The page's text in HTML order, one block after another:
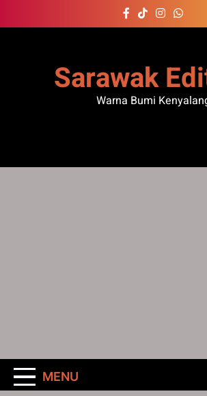
to
Sarawak
Warna Bumi
MENU